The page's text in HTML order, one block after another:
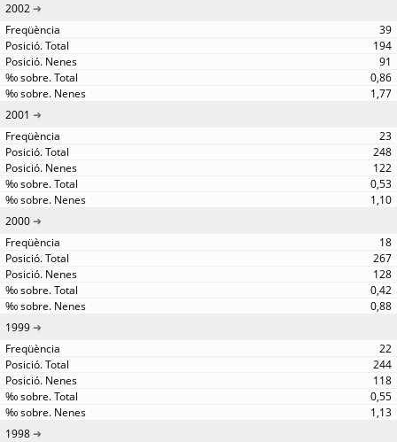
2002
39
194
91
0,86
1,77
2001
23
248
122
0,53
1,10
2000
18
267
128
0,42
0,88
1999
22
244
118
0,55
1,13
1998